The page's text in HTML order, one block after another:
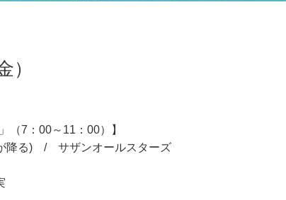
）
（7：00～11：00）】
降る) / サザンオールスターズ